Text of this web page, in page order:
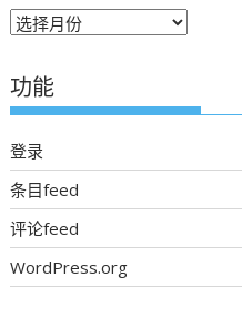
往
新
聞
功能
登录
条目feed
评论feed
WordPress.org